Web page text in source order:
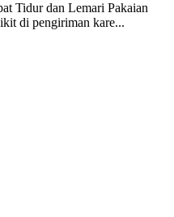
Tidur dan Lemari Pakaian
di pengiriman kare...
terima dan p...